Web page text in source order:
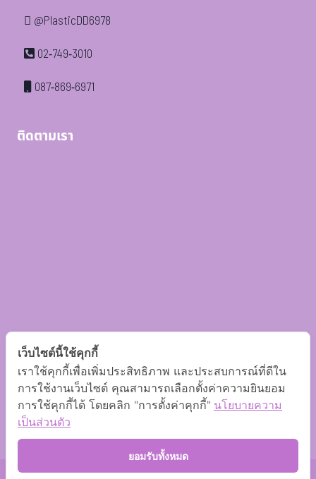
@PlasticDD6978
02-749-3010
087-869-6971
ติดตามเรา
เว็บไซต์นี้ใช้คุกกี้
เราใช้คุกกี้เพื่อเพิ่มประสิทธิภาพ และประสบการณ์ที่ดีใน
การใช้งานเว็บไซต์ คุณสามารถเลือกตั้งค่าความยินยอม
การใช้คุกกี้ได้ โดยคลิก "การตั้งค่าคุกกี้" นโยบายความ
เป็นส่วนตัว
ยอมรับทั้งหมด